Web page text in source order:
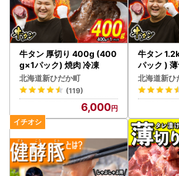
牛タン 厚切り 400g (400
g×1パック) 焼肉 冷凍
北海道新ひだか町
(119)
6,000
牛タン
パック )
肉 冷凍
北海道新ひ